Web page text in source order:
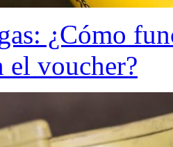
¿Cómo
el voucher?